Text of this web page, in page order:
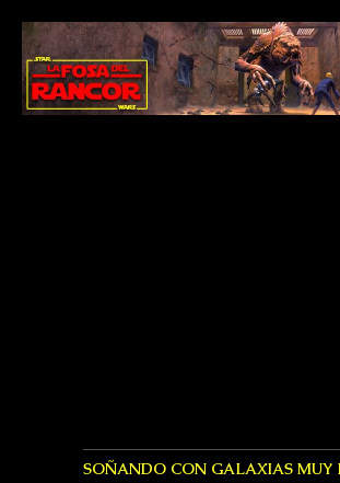
SOÑANDO CON GALAXIAS MUY